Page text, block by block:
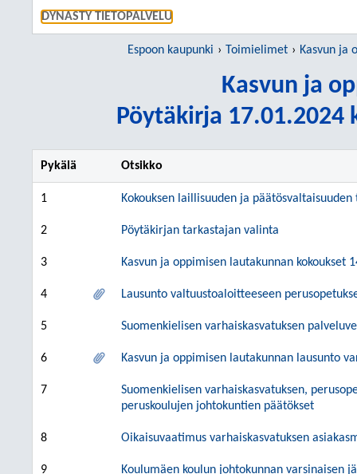
DYNASTY TIETOPALVELU
Espoon kaupunki Toimielimet Kasvun ja
Kasvun ja
Pöytäkirja 17.01.2024
Pykälä Otsikko
1 Kokouksen laillisuuden ja
2 Pöytäkirjan tarkastajan valinta
3 Kasvun ja oppimisen lautakunnan kokoukset
4 Lausunto valtuustoaloitteeseen
5 Suomenkielisen varhaiskasvatuksen
6 Kasvun ja oppimisen lautakunnan lausunto
7
Suomenkielisen varhaiskasvatuksen,
peruskoulujen johtokuntien päätökset
8 Oikaisuvaatimus varhaiskasvatuksen
9 Koulumäen koulun johtokunnan varsinaisen